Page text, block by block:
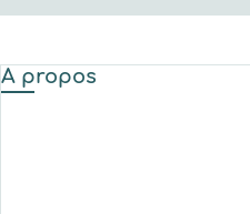
A propos